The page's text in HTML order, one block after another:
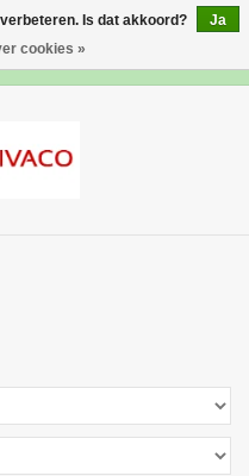
Is dat akkoord?
Ja
cookies »